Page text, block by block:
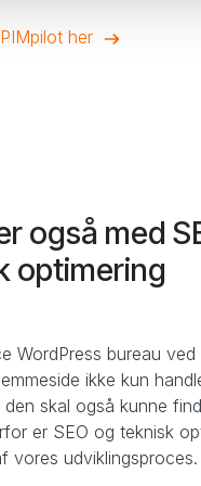
her
også med
optimering
WordPress bureau
ikke kun
skal også kunne
er SEO og teknisk
vores udviklingsproces.